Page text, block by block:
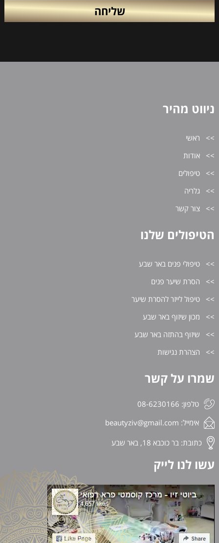
ניווט מהיר
ראשי
אודות
טיפולים
גלריה
צור קשר
הטיפולים שלנו
טיפולי פנים באר שבע
הסרת שיער פנים
טיפול לייזר להסרת שיער
מכון שיזוף באר שבע
שיזוף בהתזה באר שבע
הצהרת נגישות
שמרו על קשר
טלפון: 08-6230166
אימייל: beautyziv@gmail.com
כתובת: בר כוכבא 18, באר שבע
עשו לנו לייק